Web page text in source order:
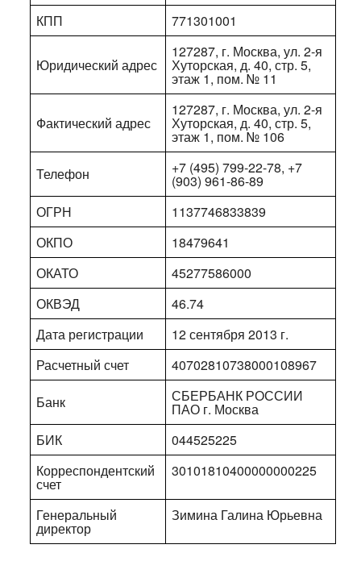
КПП
771301001
Юридический адрес
127287, г. Москва, ул. 2-я
Хуторская, д. 40, стр. 5,
этаж 1, пом. № 11
Фактический адрес
127287, г. Москва, ул. 2-я
Хуторская, д. 40, стр. 5,
этаж 1, пом. № 106
Телефон
+7 (495) 799-22-78, +7
(903) 961-86-89
ОГРН
1137746833839
ОКПО
18479641
ОКАТО
45277586000
ОКВЭД
46.74
Дата регистрации
12 сентября 2013 г.
Расчетный счет
40702810738000108967
Банк
СБЕРБАНК РОССИИ
ПАО г. Москва
БИК
044525225
Корреспондентский
счет
30101810400000000225
Генеральный
директор
Зимина Галина Юрьевна